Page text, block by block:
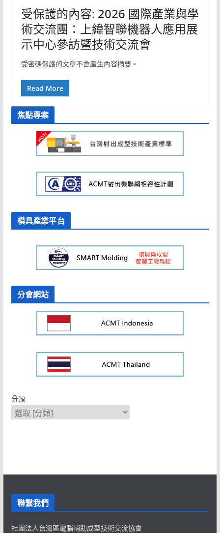
受保護的內容: 2026 國際產業與學
術交流團：上緯智聯機器人應用展
示中心參訪暨技術交流會
受密碼保護的文章不會產生內容摘要。
Read More
焦點專案
模具產業平台
分會網站
分類
聯繫我們
社團法人台灣區電腦輔助成型技術交流協會